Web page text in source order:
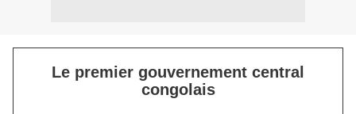
Le premier gouvernement central
congolais